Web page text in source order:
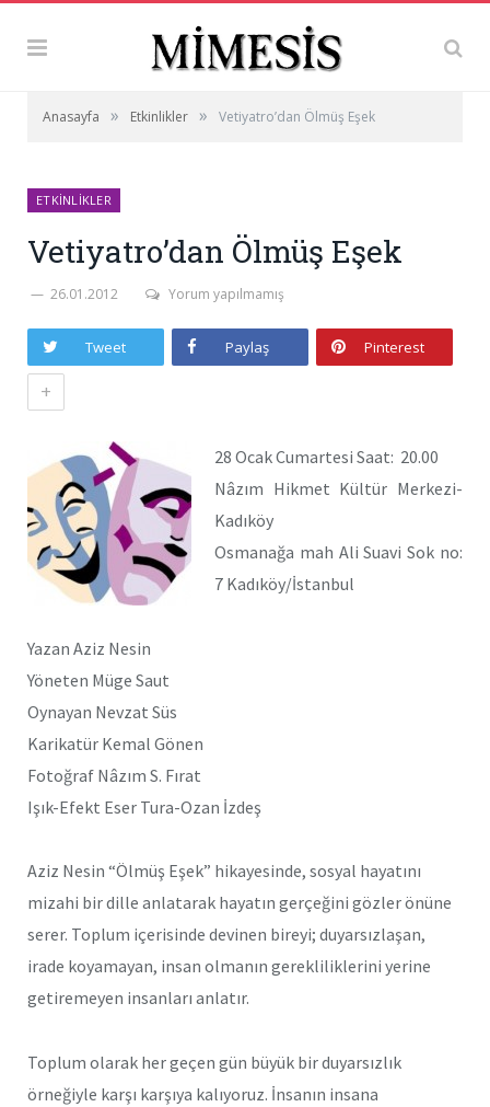
Anasayfa » Etkinlikler » Vetiyatro’dan Ölmüş Eşek
ETKINLIKLER
Vetiyatro’dan Ölmüş Eşek
26.01.2012 Yorum yapılmamış
Tweet Paylaş Pinterest
+
28 Ocak Cumartesi Saat: 20.00
Nâzım Hikmet Kültür Merkezi-
Kadıköy
Osmanağa mah Ali Suavi Sok no:
7 Kadıköy/İstanbul
Yazan Aziz Nesin
Yöneten Müge Saut
Oynayan Nevzat Süs
Karikatür Kemal Gönen
Fotoğraf Nâzım S. Fırat
Işık-Efekt Eser Tura-Ozan İzdeş
Aziz Nesin “Ölmüş Eşek” hikayesinde, sosyal hayatını
mizahi bir dille anlatarak hayatın gerçeğini gözler önüne
serer. Toplum içerisinde devinen bireyi; duyarsızlaşan,
irade koyamayan, insan olmanın gerekliliklerini yerine
getiremeyen insanları anlatır.
Toplum olarak her geçen gün büyük bir duyarsızlık
örneğiyle karşı karşıya kalıyoruz. İnsanın insana